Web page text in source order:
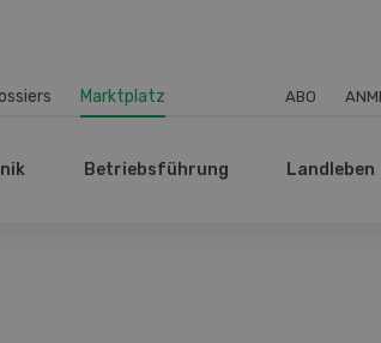
Marktplatz ABO
Betriebsführung Landleben